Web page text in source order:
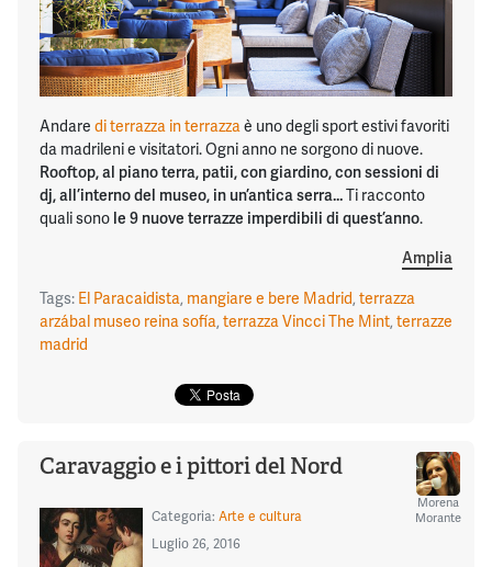
Andare di terrazza in terrazzaè uno degli sport estivi favoriti
da madrileni e visitatori. Ogni anno ne sorgono di nuove.
Rooftop, al piano terra, patii, con giardino, con sessioni di
dj, all’interno del museo, in un’antica serra…Ti racconto
quali sono le 9 nuove terrazze imperdibili di quest’anno.
Amplia
Tags: El Paracaidista, mangiare e bere Madrid, terrazza
arzábal museo reina sofía, terrazza Vincci The Mint, terrazze
madrid
Caravaggio e i pittori del Nord
Morena
Morante
Categoria: Arte e cultura
Luglio 26, 2016